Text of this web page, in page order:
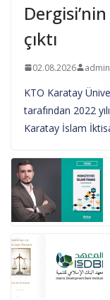
Dergisi’nin
çıktı
02.08.2026 admin
KTO Karatay
tarafından 2022
Karatay İslam